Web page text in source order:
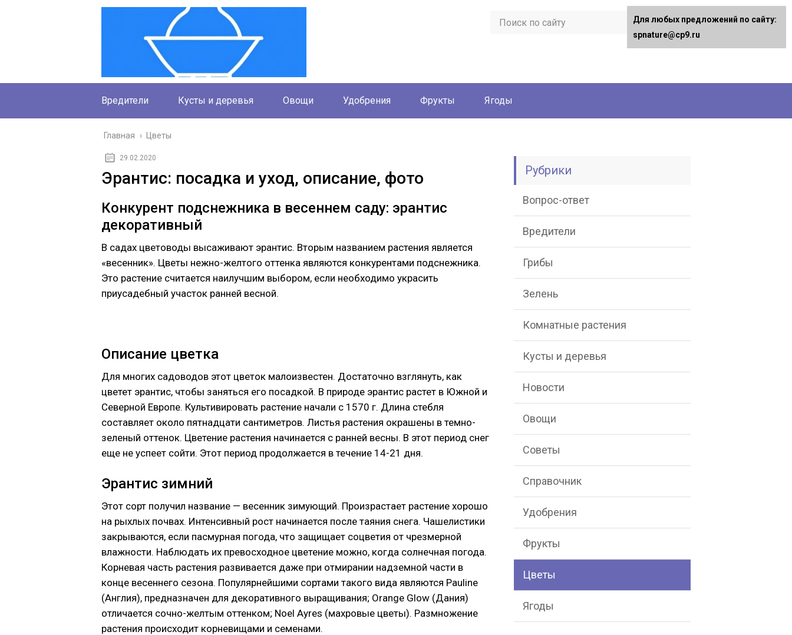
Вредители Кусты и деревья Овощи Удобрения Фрукты Ягоды
Главная › Цветы
29.02.2020
Эрантис: посадка и уход, описание, фото
Конкурент подснежника в весеннем саду: эрантис
декоративный
В садах цветоводы высаживают эрантис. Вторым названием растения является
«весенник». Цветы нежно-желтого оттенка являются конкурентами подснежника.
Это растение считается наилучшим выбором, если необходимо украсить
приусадебный участок ранней весной.
Описание цветка
Для многих садоводов этот цветок малоизвестен. Достаточно взглянуть, как
цветет эрантис, чтобы заняться его посадкой. В природе эрантис растет в Южной и
Северной Европе. Культивировать растение начали с 1570 г. Длина стебля
составляет около пятнадцати сантиметров. Листья растения окрашены в темно-
зеленый оттенок. Цветение растения начинается с ранней весны. В этот период снег
еще не успеет сойти. Этот период продолжается в течение 14-21 дня.
Эрантис зимний
Этот сорт получил название — весенник зимующий. Произрастает растение хорошо
на рыхлых почвах. Интенсивный рост начинается после таяния снега. Чашелистики
закрываются, если пасмурная погода, что защищает соцветия от чрезмерной
влажности. Наблюдать их превосходное цветение можно, когда солнечная погода.
Корневая часть растения развивается даже при отмирании надземной части в
конце весеннего сезона. Популярнейшими сортами такого вида являются Pauline
(Англия), предназначен для декоративного выращивания; Orange Glow (Дания)
отличается сочно-желтым оттенком; Noel Ayres (махровые цветы). Размножение
растения происходит корневищами и семенами.
Рубрики
Вопрос-ответ
Вредители
Грибы
Зелень
Комнатные растения
Кусты и деревья
Новости
Овощи
Советы
Справочник
Удобрения
Фрукты
Цветы
Ягоды
Для любых предложений по сайту:
spnature@cp9.ru